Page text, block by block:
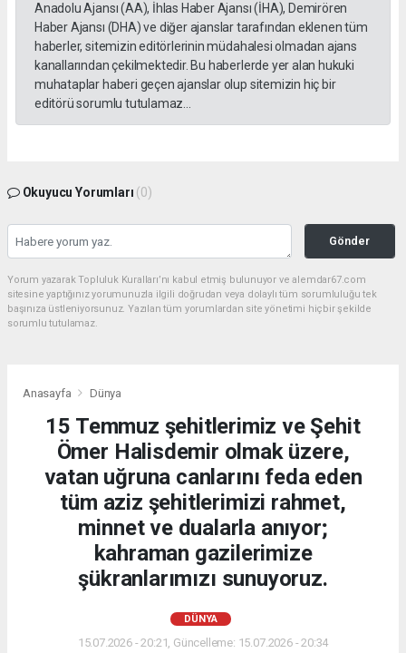
Anadolu Ajansı (AA), İhlas Haber Ajansı (İHA), Demirören
Haber Ajansı (DHA) ve diğer ajanslar tarafından eklenen tüm
haberler, sitemizin editörlerinin müdahalesi olmadan ajans
kanallarından çekilmektedir. Bu haberlerde yer alan hukuki
muhataplar haberi geçen ajanslar olup sitemizin hiç bir
editörü sorumlu tutulamaz...
Okuyucu Yorumları (0)
Gönder
Yorum yazarak Topluluk Kuralları’nı kabul etmiş bulunuyor ve alemdar67.com
sitesine yaptığınız yorumunuzla ilgili doğrudan veya dolaylı tüm sorumluluğu tek
başınıza üstleniyorsunuz. Yazılan tüm yorumlardan site yönetimi hiçbir şekilde
sorumlu tutulamaz.
Anasayfa Dünya
15 Temmuz şehitlerimiz ve Şehit
Ömer Halisdemir olmak üzere,
vatan uğruna canlarını feda eden
tüm aziz şehitlerimizi rahmet,
minnet ve dualarla anıyor;
kahraman gazilerimize
şükranlarımızı sunuyoruz.
DÜNYA
15.07.2026 - 20:21, Güncelleme: 15.07.2026 - 20:34